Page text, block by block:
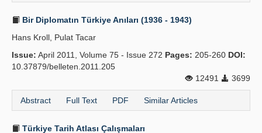
Bir Diplomatın Türkiye Anıları (1936 - 1943)
Hans Kroll, Pulat Tacar
Issue: April 2011, Volume 75 - Issue 272 Pages: 205-260 DOI:
10.37879/belleten.2011.205
12491
3699
Abstract Full Text PDF Similar Articles
Türkiye Tarih Atlası Çalışmaları